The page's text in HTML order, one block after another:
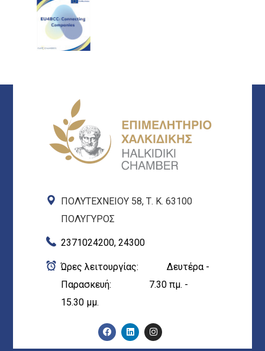
ΠΟΛΥΤΕΧΝΕΙΟΥ 58, Τ. Κ. 63100
ΠΟΛΥΓΥΡΟΣ
2371024200, 24300
Ώρες λειτουργίας: Δευτέρα -
Παρασκευή: 7.30 πμ. -
15.30 μμ.